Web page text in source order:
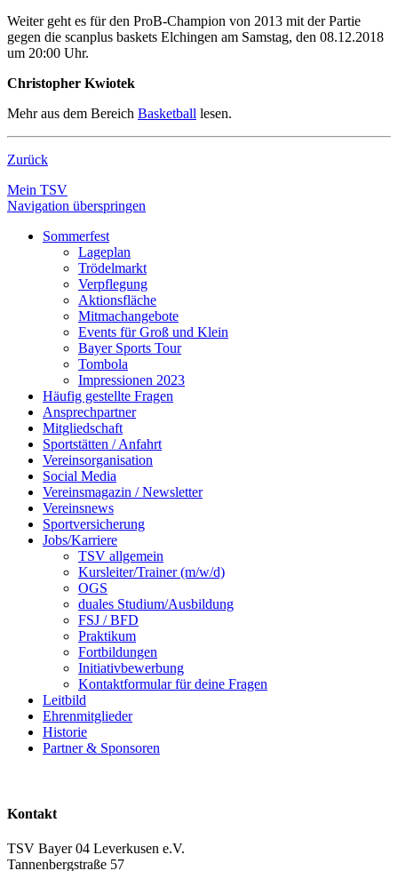
Weiter geht es für den ProB-Champion von 2013 mit der Partie
gegen die scanplus baskets Elchingen am Samstag, den 08.12.2018
um 20:00 Uhr.
Christopher Kwiotek
Mehr aus dem Bereich Basketball lesen.
Zurück
Mein TSV
Navigation überspringen
Sommerfest
Lageplan
Trödelmarkt
Verpflegung
Aktionsfläche
Mitmachangebote
Events für Groß und Klein
Bayer Sports Tour
Tombola
Impressionen 2023
Häufig gestellte Fragen
Ansprechpartner
Mitgliedschaft
Sportstätten / Anfahrt
Vereinsorganisation
Social Media
Vereinsmagazin / Newsletter
Vereinsnews
Sportversicherung
Jobs/Karriere
TSV allgemein
Kursleiter/Trainer (m/w/d)
OGS
duales Studium/Ausbildung
FSJ / BFD
Praktikum
Fortbildungen
Initiativbewerbung
Kontaktformular für deine Fragen
Leitbild
Ehrenmitglieder
Historie
Partner & Sponsoren
Kontakt
TSV Bayer 04 Leverkusen e.V.
Tannenbergstraße 57